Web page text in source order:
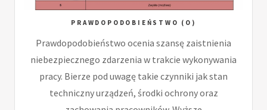
PRAWDOPODOBIEŃSTWO (O)
Prawdopodobieństwo ocenia szansę zaistnienia
niebezpiecznego zdarzenia w trakcie wykonywania
pracy. Bierze pod uwagę takie czynniki jak stan
techniczny urządzeń, środki ochrony oraz